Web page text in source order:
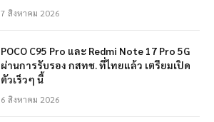
7 สิงหาคม 2026
POCO C95 Pro และ Redmi Note 17 Pro 5G
ผ่านการรับรอง กสทช. ที่ไทยแล้ว เตรียมเปิด
ตัวเร็วๆ นี้
6 สิงหาคม 2026